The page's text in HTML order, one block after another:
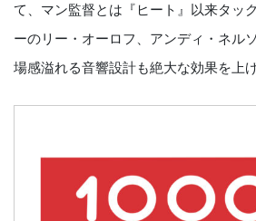
て、マン監督とは『ヒート』以来タッ
ーのリー・オーロフ、アンディ・ネル
場感溢れる音響設計も絶大な効果を上げ